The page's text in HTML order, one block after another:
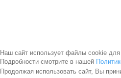
Наш сайт использует файлы cookie
Подробности смотрите в нашей
Продолжая использовать сайт, Вы